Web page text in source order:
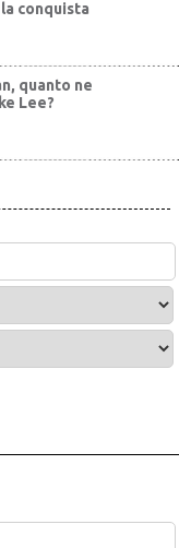
conquista
quanto ne
Lee?